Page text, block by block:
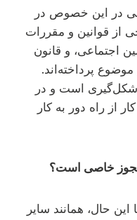
در این خصوص در
از قوانین و مقررات
اجتماعی، و قانون
پرداخته‌اند.
شکل‌گیری است و در
از راه دور به کار
حال، همانند سایر